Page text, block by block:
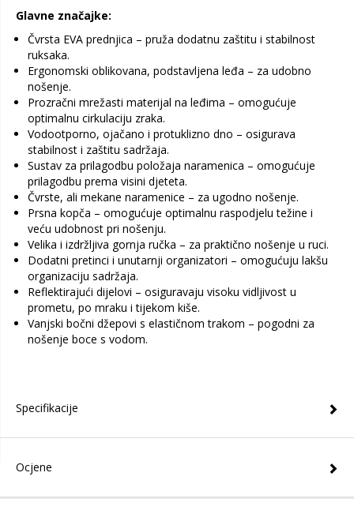
Glavne značajke:
Čvrsta EVA prednjica – pruža dodatnu zaštitu i stabilnost
ruksaka.
Ergonomski oblikovana, podstavljena leđa – za udobno
nošenje.
Prozračni mrežasti materijal na leđima – omogućuje
optimalnu cirkulaciju zraka.
Vodootporno, ojačano i protuklizno dno – osigurava
stabilnost i zaštitu sadržaja.
Sustav za prilagodbu položaja naramenica – omogućuje
prilagodbu prema visini djeteta.
Čvrste, ali mekane naramenice – za ugodno nošenje.
Prsna kopča – omogućuje optimalnu raspodjelu težine i
veću udobnost pri nošenju.
Velika i izdržljiva gornja ručka – za praktično nošenje u ruci.
Dodatni pretinci i unutarnji organizatori – omogućuju lakšu
organizaciju sadržaja.
Reflektirajući dijelovi – osiguravaju visoku vidljivost u
prometu, po mraku i tijekom kiše.
Vanjski bočni džepovi s elastičnom trakom – pogodni za
nošenje boce s vodom.
Specifikacije
Ocjene